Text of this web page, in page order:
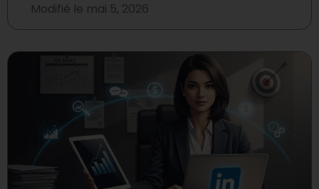
Modifié le mai 5, 2026